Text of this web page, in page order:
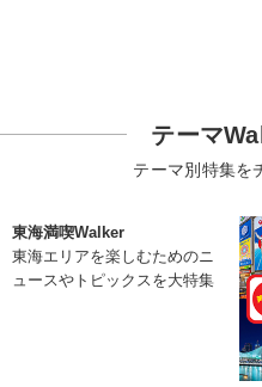
テーマ
テーマ別特集を
東海満喫Walker
東海エリアを楽しむためのニ
ュースやトピックスを大特集